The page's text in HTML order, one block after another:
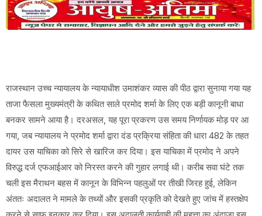
राजस्थान उच्च न्यायालय के न्यायाधीश उमाशंकर व्यास की पीठ द्वारा सुनाया गया यह
ताजा फैसला मुख्यमंत्री के कथित साले प्रमोद शर्मा के लिए एक बड़ी कानूनी बाधा
बनकर सामने आया है। दरअसल, यह पूरा प्रकरण उस समय निर्णायक मोड़ पर आ
गया, जब न्यायालय ने प्रमोद शर्मा द्वारा दंड प्रक्रिया संहिता की धारा 482 के तहत
दायर उस याचिका को सिरे से खारिज कर दिया। इस याचिका में प्रमोद ने अपने
विरुद्ध दर्ज एफआईआर को निरस्त करने की गुहार लगाई थी। करीब सवा घंटे तक
चली इस मैराथन बहस में कानून के विभिन्न पहलुओं पर तीखी जिरह हुई, लेकिन
अंततः अदालत ने मामले के तथ्यों और इसकी प्रकृति को देखते हुए जांच में हस्तक्षेप